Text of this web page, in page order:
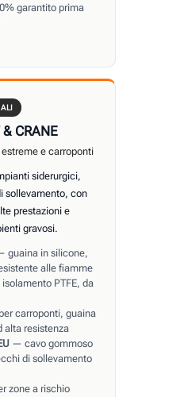
garantito prima
CRANE
e carroponti
siderurgici,
sollevamento, con
prestazioni e
gravosi.
guaina in silicone,
alle fiamme
PTFE, da
carroponti, guaina
alta resistenza
— cavo gommoso
di sollevamento
zone a rischio